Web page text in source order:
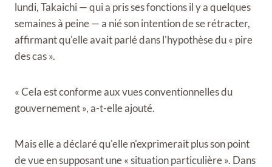
lundi, Takaichi — qui a pris ses fonctions il y a quelques
semaines à peine — a nié son intention de se rétracter,
affirmant qu'elle avait parlé dans l'hypothèse du « pire
des cas ».
« Cela est conforme aux vues conventionnelles du
gouvernement », a-t-elle ajouté.
Mais elle a déclaré qu'elle n'exprimerait plus son point
de vue en supposant une « situation particulière ». Dans